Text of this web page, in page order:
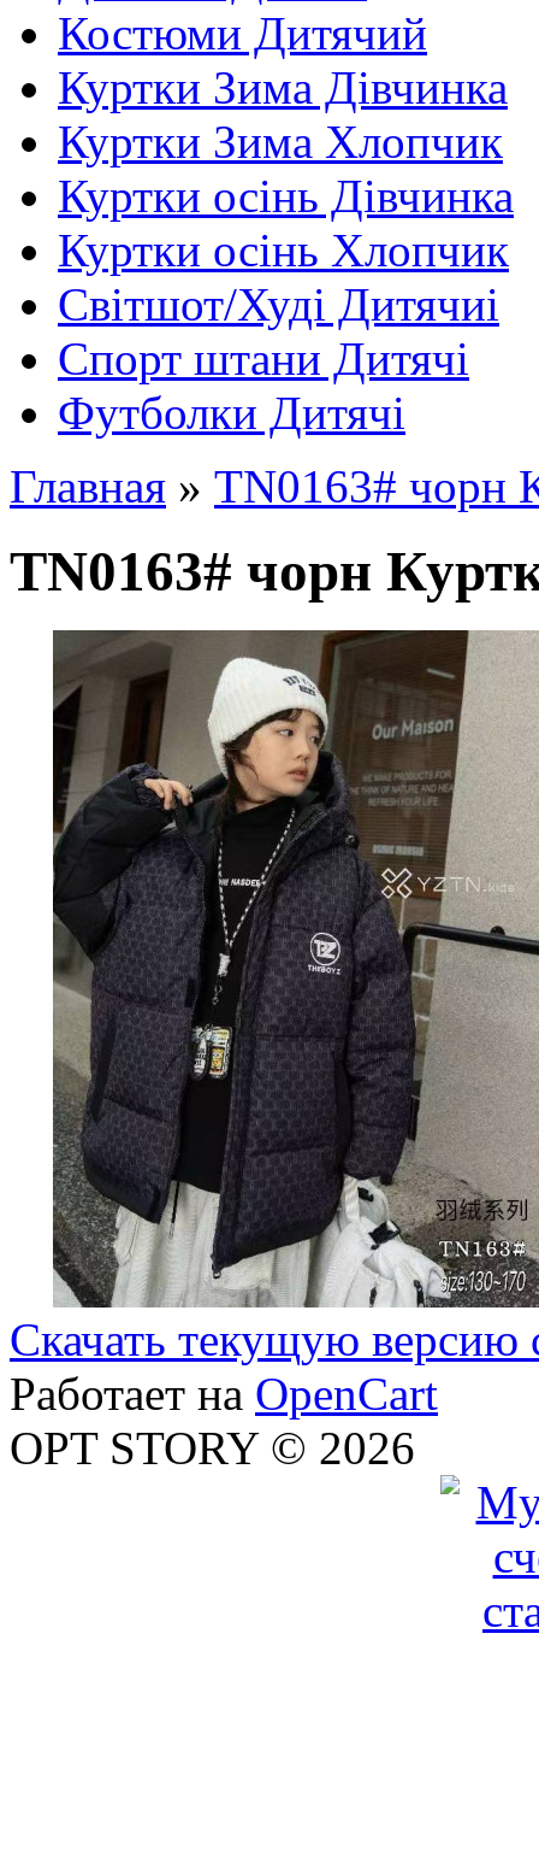
Костюми Дитячий
Куртки Зима Дівчинка
Куртки Зима Хлопчик
Куртки осінь Дівчинка
Куртки осінь Хлопчик
Світшот/Худі Дитячиі
Спорт штани Дитячі
Футболки Дитячі
Главная » TN0163# чорн
TN0163# чорн
Скачать текущую версию
Работает на OpenCart
OPT STORY © 2026